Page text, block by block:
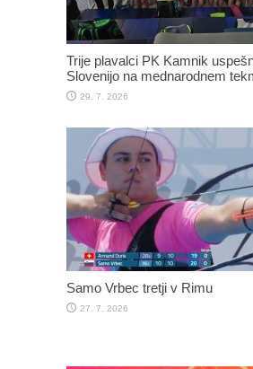
Trije plavalci PK Kamnik
Slovenijo na mednarodnem
29. 7. 2026
Samo Vrbec tretji v Rimu
27. 7. 2026